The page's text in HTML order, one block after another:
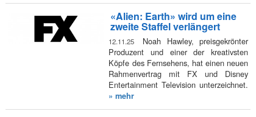
«Alien: Earth» wird um eine
zweite Staffel verlängert
12.11.25
Noah Hawley, preisgekrönter
Produzent und einer der kreativsten
Köpfe des Fernsehens, hat einen neuen
Rahmenvertrag mit FX und Disney
Entertainment Television unterzeichnet.
» mehr